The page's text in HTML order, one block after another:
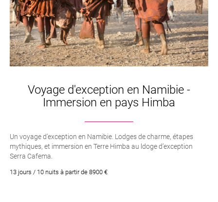
Voyage d'exception en Namibie -
Immersion en pays Himba
Un voyage d’exception en Namibie. Lodges de charme, étapes
mythiques, et immersion en Terre Himba au ldoge d’exception
Serra Cafema.
13 jours / 10 nuits à partir de 8900 €